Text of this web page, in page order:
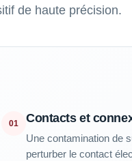
de haute précision.
01 Contacts et
Une contamination de
perturber le contact